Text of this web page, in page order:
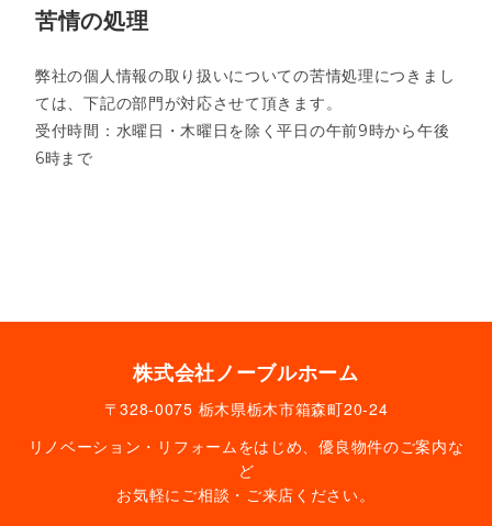
苦情の処理
弊社の個人情報の取り扱いについての苦情処理につきまし
ては、下記の部門が対応させて頂きます。
受付時間：水曜日・木曜日を除く平日の午前9時から午後
6時まで
株式会社ノーブルホーム
〒328-0075 栃木県栃木市箱森町20-24
リノベーション・リフォームをはじめ、優良物件のご案内な
ど
お気軽にご相談・ご来店ください。